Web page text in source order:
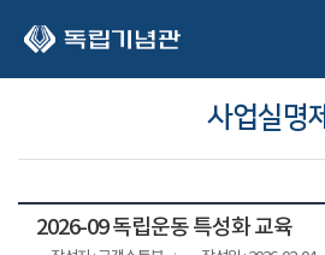
사업실명제
2026-09 독립운동 특성화 교육